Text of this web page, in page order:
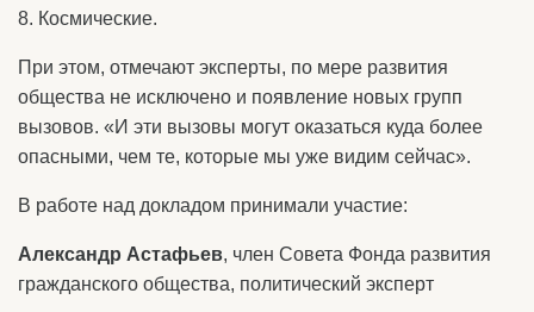
8. Космические.
При этом, отмечают эксперты, по мере развития
общества не исключено и появление новых групп
вызовов. «И эти вызовы могут оказаться куда более
опасными, чем те, которые мы уже видим сейчас».
В работе над докладом принимали участие:
Александр Астафьев, член Совета Фонда развития
гражданского общества, политический эксперт